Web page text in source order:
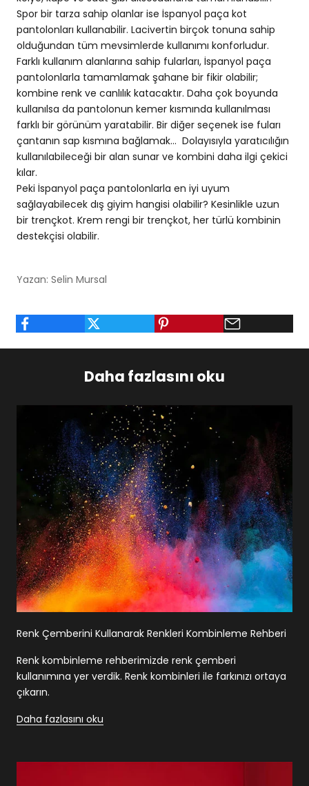
Spor bir tarza sahip olanlar ise İspanyol paça kot
pantolonları kullanabilir. Lacivertin birçok tonuna sahip
olduğundan tüm mevsimlerde kullanımı konforludur.
Farklı kullanım alanlarına sahip fularları, İspanyol paça
pantolonlarla tamamlamak şahane bir fikir olabilir;
kombine renk ve canlılık katacaktır. Daha çok boyunda
kullanılsa da pantolonun kemer kısmında kullanılması
farklı bir görünüm yaratabilir. Bir diğer seçenek ise fuları
çantanın sap kısmına bağlamak... Dolayısıyla yaratıcılığın
kullanılabileceği bir alan sunar ve kombini daha ilgi çekici
kılar.
Peki İspanyol paça pantolonlarla en iyi uyum
sağlayabilecek dış giyim hangisi olabilir? Kesinlikle uzun
bir trençkot. Krem rengi bir trençkot, her türlü kombinin
destekçisi olabilir.
Yazan: Selin Mursal
Daha fazlasını oku
Renk Çemberini Kullanarak Renkleri Kombinleme Rehberi
Renk kombinleme rehberimizde renk çemberi
kullanımına yer verdik. Renk kombinleri ile farkınızı ortaya
çıkarın.
Daha fazlasını oku